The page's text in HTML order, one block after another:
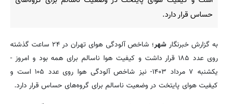
حساس قرار دارد.
به گزارش خبرنگارشهر
؛ شاخص آلودگی هوای تهران در ۲۴ ساعت گذشته
روی عدد ۱۸۵ قرار داشت و کیفیت هوا ناسالم برای همه بود و امروز -
یکشنبه ۷ مرداد ۱۴۰۳- نیز شاخص آلودگی هوا روی عدد ۱۰۵ است و
کیفیت هوای پایتخت در وضعیت ناسالم برای گروه‌های حساس قرار دارد.